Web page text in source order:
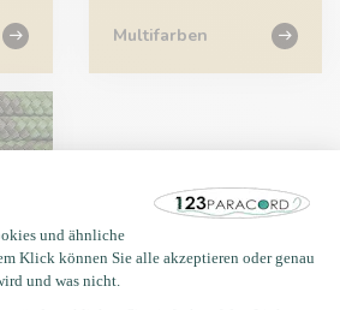
Multifarben